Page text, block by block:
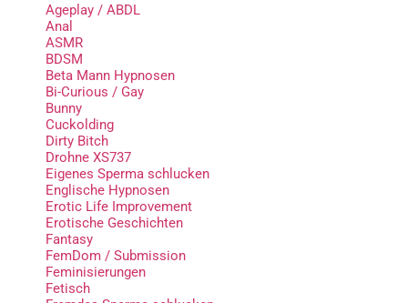
Ageplay / ABDL
Anal
ASMR
BDSM
Beta Mann Hypnosen
Bi-Curious / Gay
Bunny
Cuckolding
Dirty Bitch
Drohne XS737
Eigenes Sperma schlucken
Englische Hypnosen
Erotic Life Improvement
Erotische Geschichten
Fantasy
FemDom / Submission
Feminisierungen
Fetisch